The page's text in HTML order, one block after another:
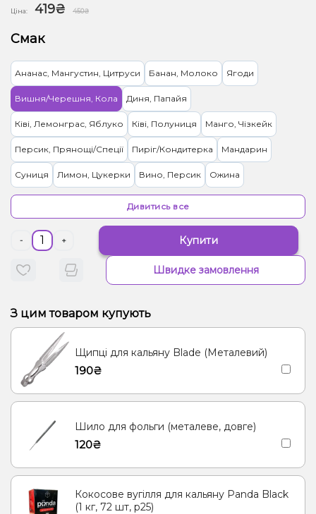
Ціна: 419₴ 450₴
Смак
Ананас, Мангустин, Цитруси Банан, Молоко Ягоди
Вишня/Черешня, Кола Диня, Папайя
Ківі, Лемонграс, Яблуко Ківі, Полуниця Манго, Чізкейк
Персик, Прянощі/Спеції Пиріг/Кондитерка Мандарин
Суниця Лимон, Цукерки Вино, Персик Ожина
Лаванда, Лайм, Лимонад, Кокос Лимон, Пиріг/Кондитерка
Грейпфрут, Полуниця, Лічі, Малина Попкорн
Цитруси Ананас, Кокос, Ром Апельсин, Лікер
Дивитись все
- + Купити
Швидке замовлення
З цим товаром купують
Щипці для кальяну Blade (Металевий)
190₴
Шило для фольги (металеве, довге)
120₴
Кокосове вугілля для кальяну Panda Black
(1 кг, 72 шт, р25)